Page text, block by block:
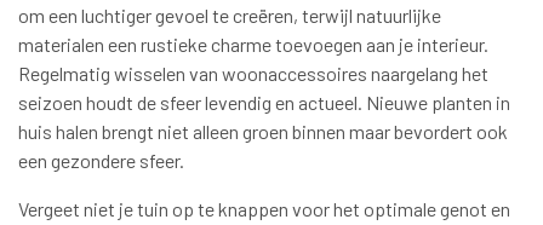
om een luchtiger gevoel te creëren, terwijl natuurlijke
materialen een rustieke charme toevoegen aan je interieur.
Regelmatig wisselen van woonaccessoires naargelang het
seizoen houdt de sfeer levendig en actueel. Nieuwe planten in
huis halen brengt niet alleen groen binnen maar bevordert ook
een gezondere sfeer.
Vergeet niet je tuin op te knappen voor het optimale genot en